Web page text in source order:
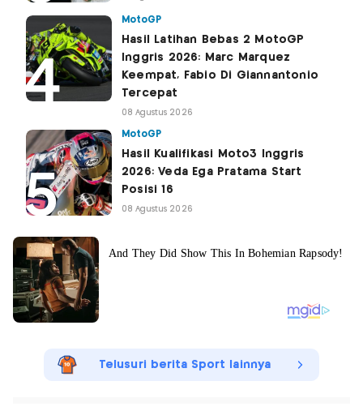
MotoGP
Hasil Latihan Bebas 2 MotoGP
Inggris 2026: Marc Marquez
Keempat, Fabio Di Giannantonio
Tercepat
08 Agustus 2026
MotoGP
Hasil Kualifikasi Moto3 Inggris
2026: Veda Ega Pratama Start
Posisi 16
08 Agustus 2026
Telusuri berita Sport lainnya